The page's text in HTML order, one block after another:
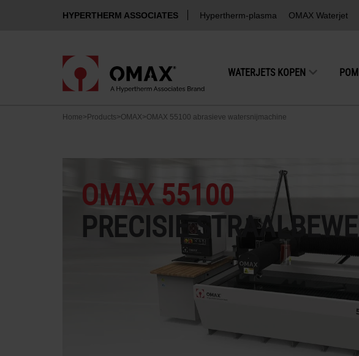
HYPERTHERM ASSOCIATES Hypertherm-plasma OMAX Waterjet
WATERJETS KOPEN
Home> Products>OMAX>OMAX 55100 abrasieve watersnijmachine
OMAX 55100
PRECISIE